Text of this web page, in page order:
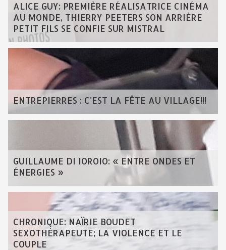
ALICE GUY: PREMIÈRE RÉALISATRICE CINÉMA
AU MONDE, THIERRY PEETERS SON ARRIÈRE
PETIT FILS SE CONFIE SUR MISTRAL
ENTREPIERRES : C'EST LA FÊTE AU VILLAGE!!!
GUILLAUME DI IOROIO: « ENTRE ONDES ET
ÉNERGIES »
CHRONIQUE: NAÏRIE BOUDET
SEXOTHÉRAPEUTE; LA VIOLENCE ET LE
COUPLE